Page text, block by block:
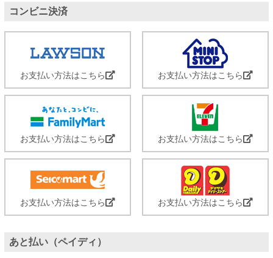
コンビニ決済
お支払い方法はこちら お支払い方法はこちら
お支払い方法はこちら お支払い方法はこちら
お支払い方法はこちら お支払い方法はこちら
あと払い（ペイディ）